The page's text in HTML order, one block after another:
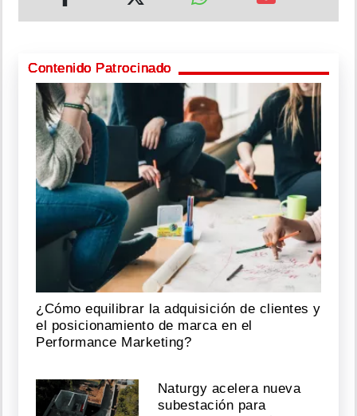
Contenido Patrocinado
¿Cómo equilibrar la adquisición de clientes y
el posicionamiento de marca en el
Performance Marketing?
Naturgy acelera nueva
subestación para